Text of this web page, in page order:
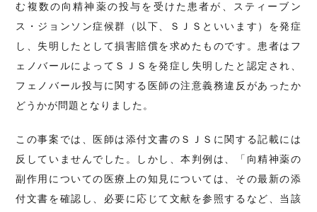
む複数の向精神薬の投与を受けた患者が、スティーブン
ス・ジョンソン症候群（以下、ＳＪＳといいます）を発症
し、失明したとして損害賠償を求めたものです。患者はフ
ェノバールによってＳＪＳを発症し失明したと認定され、
フェノバール投与に関する医師の注意義務違反があったか
どうかが問題となりました。
この事案では、医師は添付文書のＳＪＳに関する記載には
反していませんでした。しかし、本判例は、「向精神薬の
副作用についての医療上の知見については、その最新の添
付文書を確認し、必要に応じて文献を参照するなど、当該